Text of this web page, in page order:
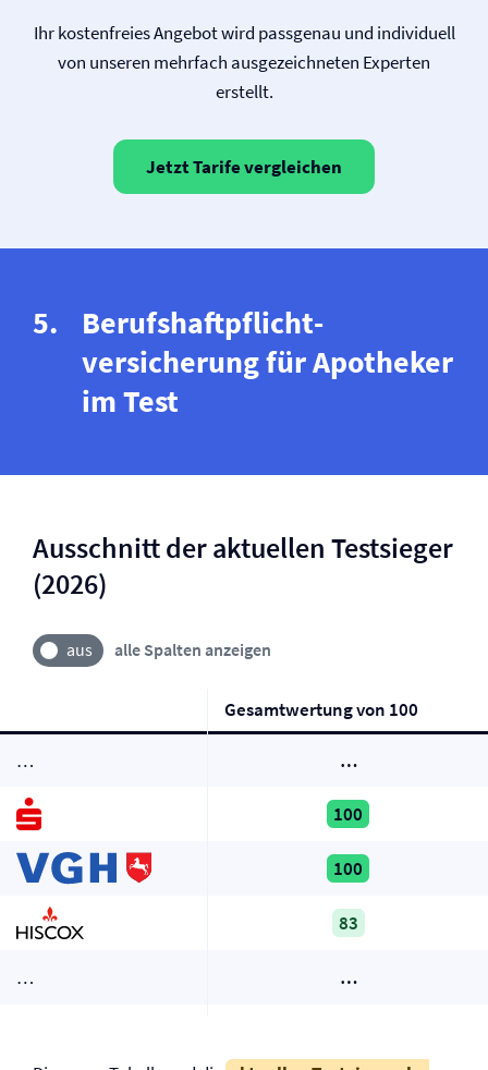
Ihr kostenfreies Angebot wird passgenau und individuell
von unseren mehrfach ausgezeichneten Experten
erstellt.
Jetzt Tarife vergleichen
Berufs­haftpflicht­
versicherung für Apotheker
im Test
Ausschnitt der aktuellen Testsieger
(2026)
alle Spalten anzeigen
Gesamtwertung von 100
… …
100
100
83
… …